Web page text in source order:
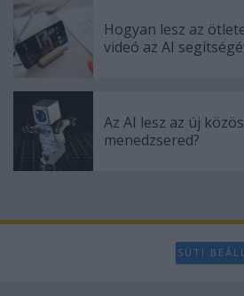
Hogyan lesz az
videó az AI
Az AI lesz az új
menedzsered?
SÜTI